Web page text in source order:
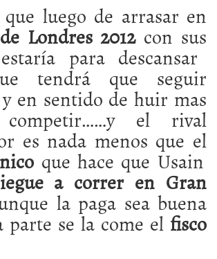
luego de arrasar en
Londres 2012con sus
estaría para descansar
tendrá que seguir
en sentido de huir mas
el rival
es nada menos que el
que hace que Usain
a correr en Gran
la paga sea buena
parte se la come el fisco